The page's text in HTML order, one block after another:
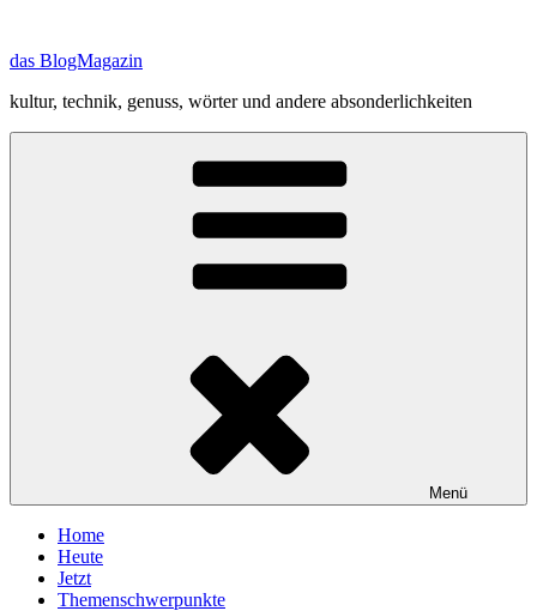
springen
das BlogMagazin
kultur, technik, genuss, wörter und andere absonderlichkeiten
Menü
Home
Heute
Jetzt
Themenschwerpunkte